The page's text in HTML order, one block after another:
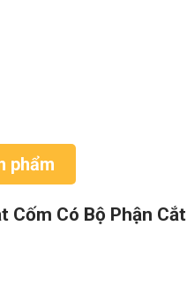
phẩm
Cốm Có Bộ Phận Cắt